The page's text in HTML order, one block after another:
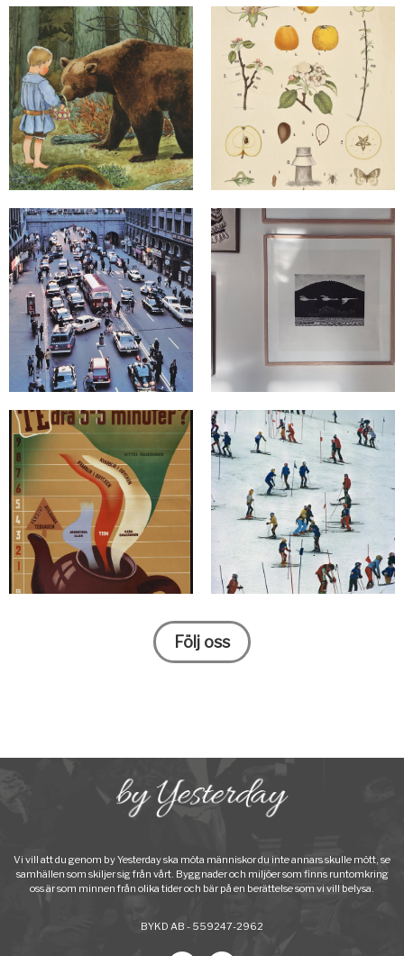
Följ oss
Vi vill att du genom by Yesterday ska möta människor du inte annars skulle mött, se
samhällen som skiljer sig från vårt. Byggnader och miljöer som finns runtomkring
oss är som minnen från olika tider och bär på en berättelse som vi vill belysa.
BYKD AB - 559247-2962